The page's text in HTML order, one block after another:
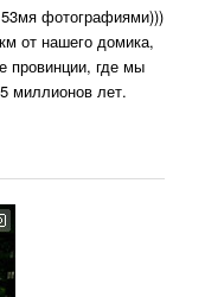
фотографиями)))
от нашего домика,
провинции, где мы
миллионов лет.